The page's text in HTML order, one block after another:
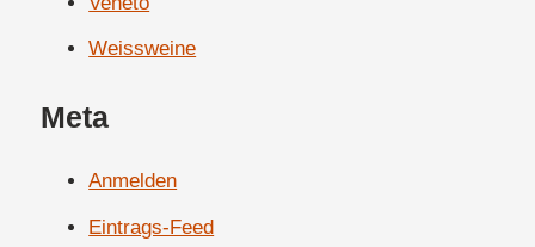
Weissweine
Meta
Anmelden
Eintrags-Feed